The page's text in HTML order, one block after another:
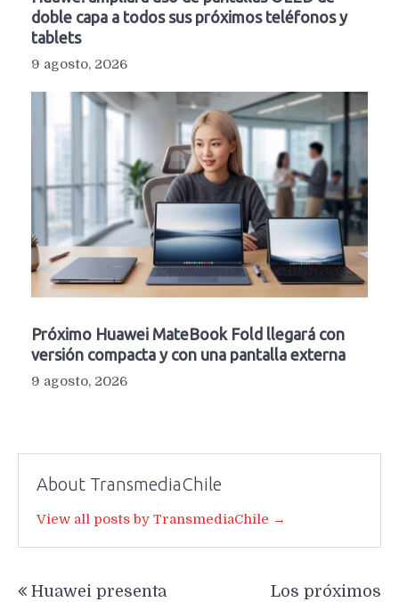
doble capa a todos sus próximos teléfonos y
tablets
9 agosto, 2026
Próximo Huawei MateBook Fold llegará con
versión compacta y con una pantalla externa
9 agosto, 2026
About TransmediaChile
View all posts by TransmediaChile →
Huawei presenta
Los próximos